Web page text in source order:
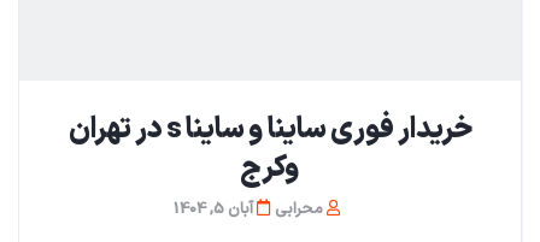
خریدار فوری ساینا و ساینا s در تهران
و‌کرج
محرابی آبان 5, 1404